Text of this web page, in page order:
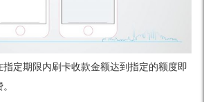
定期限内刷卡收款金额达到指定的额度即